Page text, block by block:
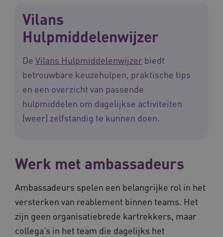
Vilans
Hulpmiddelenwijzer
De Vilans Hulpmiddelenwijzer biedt
betrouwbare keuzehulpen, praktische tips
en een overzicht van passende
hulpmiddelen om dagelijkse activiteiten
(weer) zelfstandig te kunnen doen.
Werk met ambassadeurs
Ambassadeurs spelen een belangrijke rol in het
versterken van reablement binnen teams. Het
zijn geen organisatiebrede kartrekkers, maar
collega’s in het team die dagelijks het
ARRAffinitySameSite
Microsoft Corporation
.waardigheidentrots.nl
AWSALBCORS
Amazon.com Inc.
vilans.blueconic.net
__Secure-YNID .youtube.com